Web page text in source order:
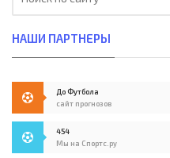
НАШИ ПАРТНЕРЫ
До Футбола
сайт прогнозов
454
Мы на Спортс.ру